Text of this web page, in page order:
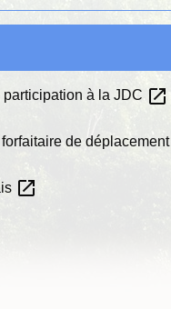
à la JDC open_in_new
de déplacement
open_in_new